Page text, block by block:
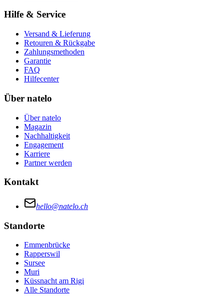
Hilfe & Service
Versand & Lieferung
Retouren & Rückgabe
Zahlungsmethoden
Garantie
FAQ
Hilfecenter
Über natelo
Über natelo
Magazin
Nachhaltigkeit
Engagement
Karriere
Partner werden
Kontakt
hello@natelo.ch
Standorte
Emmenbrücke
Rapperswil
Sursee
Muri
Küssnacht am Rigi
Alle Standorte